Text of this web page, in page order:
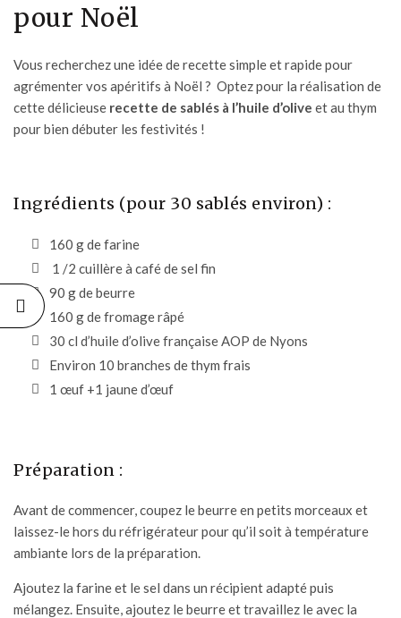
pour Noël
Vous recherchez une idée de recette simple et rapide pour
agrémenter vos apéritifs à Noël ? Optez pour la réalisation de
cette délicieuse recette de sablés à l’huile d’olive et au thym
pour bien débuter les festivités !
Ingrédients (pour 30 sablés environ) :
160 g de farine
1 /2 cuillère à café de sel fin
90 g de beurre
160 g de fromage râpé
30 cl d’huile d’olive française AOP de Nyons
Environ 10 branches de thym frais
1 œuf +1 jaune d’œuf
Préparation :
Avant de commencer, coupez le beurre en petits morceaux et
laissez-le hors du réfrigérateur pour qu’il soit à température
ambiante lors de la préparation.
Ajoutez la farine et le sel dans un récipient adapté puis
mélangez. Ensuite, ajoutez le beurre et travaillez le avec la